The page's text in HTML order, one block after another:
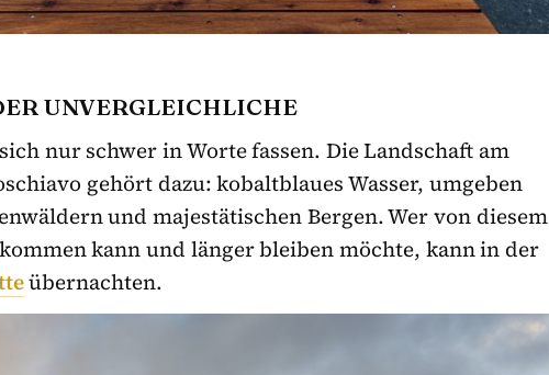
UNVERGLEICHLICHE
nur schwer in Worte fassen. Die Landschaft am
gehört dazu: kobaltblaues Wasser, umgeben
und majestätischen Bergen. Wer von diesem
kann und länger bleiben möchte, kann in der
übernachten.